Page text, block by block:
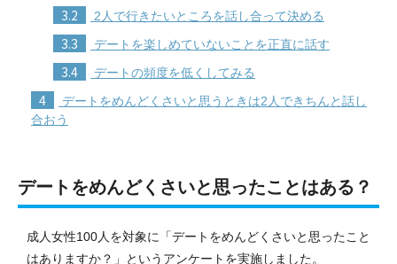
3.2 2人で行きたいところを話し合って決める
3.3 デートを楽しめていないことを正直に話す
3.4 デートの頻度を低くしてみる
4
デートをめんどくさいと思うときは2人できちんと話し
合おう
デートをめんどくさいと思ったことはある？
成人女性100人を対象に「デートをめんどくさいと思ったこと
はありますか？」というアンケートを実施しました。